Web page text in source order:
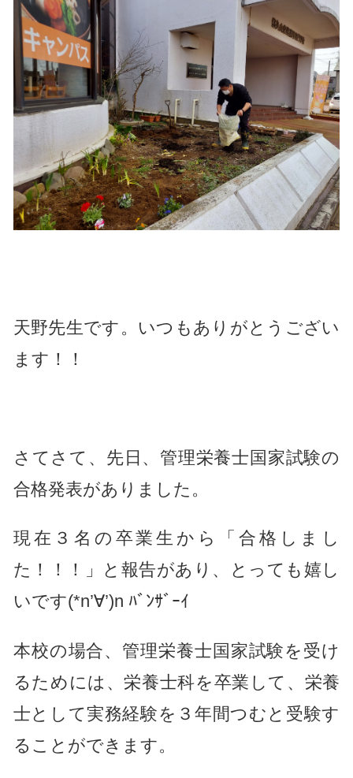
天野先生です。いつもありがとうござい
ます！！
さてさて、先日、管理栄養士国家試験の
合格発表がありました。
現在３名の卒業生から「合格しまし
た！！！」と報告があり、とっても嬉し
いです(*n’∀’)n ﾊﾞﾝｻﾞｰｲ
本校の場合、管理栄養士国家試験を受け
るためには、栄養士科を卒業して、栄養
士として実務経験を３年間つむと受験す
ることができます。